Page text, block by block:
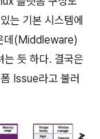
는 기본 시스템에
데(Middleware)
는 듯 하다. 결국은
Issue라고 불러